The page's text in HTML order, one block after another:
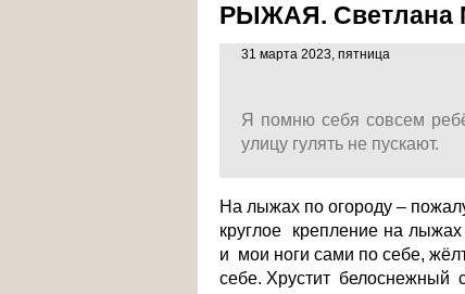
РЫЖАЯ. Светлана
31 марта 2023, пятница
Я помню себя совсем
улицу гулять не пускают.
На лыжах по огороду –
круглое крепление на
и мои ноги сами по себе,
себе. Хрустит белоснежный